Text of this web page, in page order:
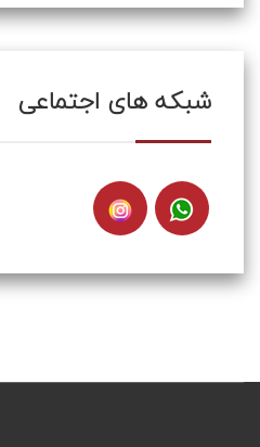
شبکه های اجتماعی